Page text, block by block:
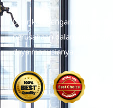
Didirikan dengan tujuan
perusahaan dalam
daya manusianya.